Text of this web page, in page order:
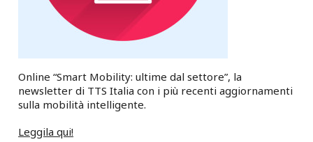
Online “Smart Mobility: ultime dal settore”, la
newsletter di TTS Italia con i più recenti aggiornamenti
sulla mobilità intelligente.
Leggila qui!